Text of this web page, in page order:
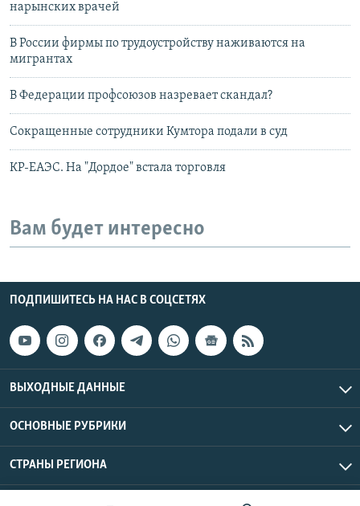
нарынских врачей
В России фирмы по трудоустройству наживаются на
мигрантах
В Федерации профсоюзов назревает скандал?
Сокращенные сотрудники Кумтора подали в суд
КР-ЕАЭС. На "Дордое" встала торговля
Вам будет интересно
ПОДПИШИТЕСЬ НА НАС В СОЦСЕТЯХ
ВЫХОДНЫЕ ДАННЫЕ
ОСНОВНЫЕ РУБРИКИ
СТРАНЫ РЕГИОНА